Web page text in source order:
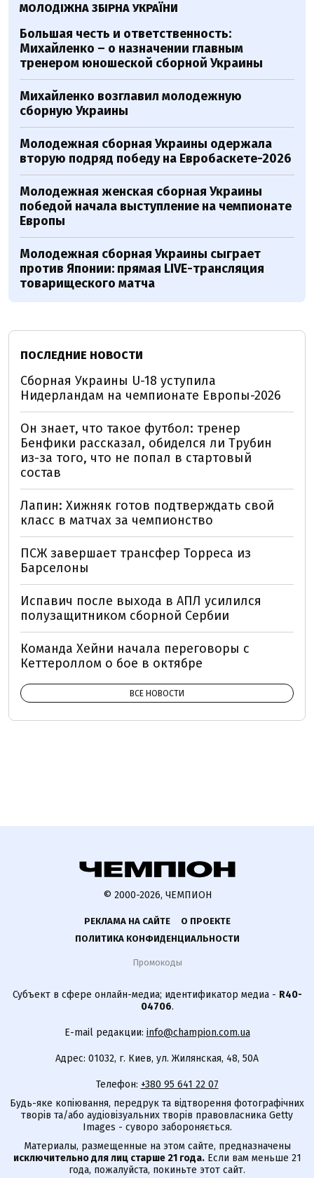
МОЛОДІЖНА ЗБІРНА УКРАЇНИ
Большая честь и ответственность:
Михайленко – о назначении главным
тренером юношеской сборной Украины
Михайленко возглавил молодежную
сборную Украины
Молодежная сборная Украины одержала
вторую подряд победу на Евробаскете-2026
Молодежная женская сборная Украины
победой начала выступление на чемпионате
Европы
Молодежная сборная Украины сыграет
против Японии: прямая LIVE-трансляция
товарищеского матча
ПОСЛЕДНИЕ НОВОСТИ
Сборная Украины U-18 уступила
Нидерландам на чемпионате Европы-2026
Он знает, что такое футбол: тренер
Бенфики рассказал, обиделся ли Трубин
из-за того, что не попал в стартовый
состав
Лапин: Хижняк готов подтверждать свой
класс в матчах за чемпионство
ПСЖ завершает трансфер Торреса из
Барселоны
Испавич после выхода в АПЛ усилился
полузащитником сборной Сербии
Команда Хейни начала переговоры с
Кеттероллом о бое в октябре
ВСЕ НОВОСТИ
© 2000-2026, ЧЕМПИОН
РЕКЛАМА НА САЙТЕ
О ПРОЕКТЕ
ПОЛИТИКА КОНФИДЕНЦИАЛЬНОСТИ
Промокоды
Субъект в сфере онлайн-медиа; идентификатор медиа - R40-
04706.
E-mail редакции: info@champion.com.ua
Адрес: 01032, г. Киев, ул. Жилянская, 48, 50А
Телефон: +380 95 641 22 07
Будь-яке копіювання, передрук та відтворення фотографічних
творів та/або аудіовізуальних творів правовласника Getty
Images - суворо забороняється.
Материалы, размещенные на этом сайте, предназначены
исключительно для лиц старше 21 года.Если вам меньше 21
года, пожалуйста, покиньте этот сайт.